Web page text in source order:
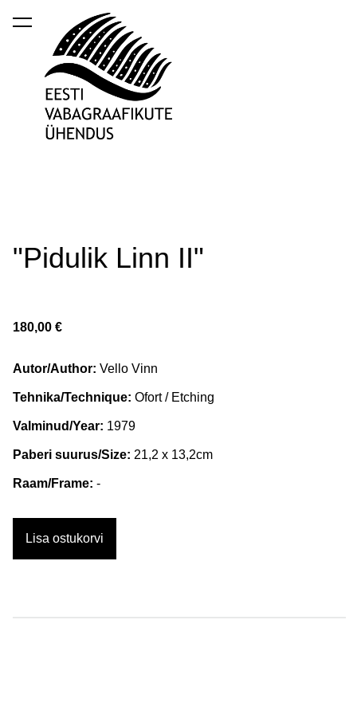
lisati ostukorvi.
"Pidulik Linn II"
180,00 €
Autor/Author: Vello Vinn
Tehnika/Technique: Ofort / Etching
Valminud/Year: 1979
Paberi suurus/Size: 21,2 x 13,2cm
Raam/Frame: -
Lisa ostukorvi